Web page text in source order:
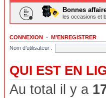
Bonnes
les occasions et
CONNEXION • M’ENREGISTRER
Nom d’utilisateur :
QUI EST EN
Au total il y a